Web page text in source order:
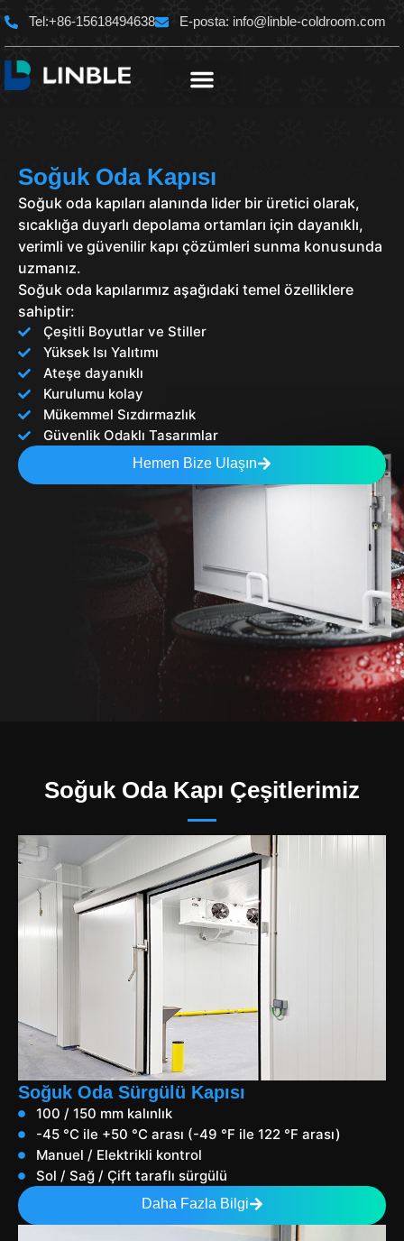
İçeriğe
Tel:+86-15618494638 E-posta: info@linble-coldroom.com
Soğuk Oda Kapısı
Soğuk oda kapıları alanında lider bir üretici olarak,
sıcaklığa duyarlı depolama ortamları için dayanıklı,
verimli ve güvenilir kapı çözümleri sunma konusunda
uzmanız.
Soğuk oda kapılarımız aşağıdaki temel özelliklere
sahiptir:
Çeşitli Boyutlar ve Stiller
Yüksek Isı Yalıtımı
Ateşe dayanıklı
Kurulumu kolay
Mükemmel Sızdırmazlık
Güvenlik Odaklı Tasarımlar
Hemen Bize Ulaşın
Soğuk Oda Kapı Çeşitlerimiz
Soğuk Oda Sürgülü Kapısı
100 / 150 mm kalınlık
-45 °C ile +50 °C arası (-49 °F ile 122 °F arası)
Manuel / Elektrikli kontrol
Sol / Sağ / Çift taraflı sürgülü
Daha Fazla Bilgi